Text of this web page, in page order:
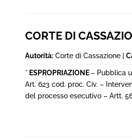
CORTE DI
Autorità: Corte di Cassazione |
* ESPROPRIAZIONE– Pubblica
Art. 623 cod. proc. Civ. –
del processo esecutivo – Artt.